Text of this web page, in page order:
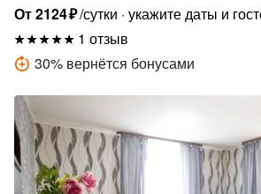
От2124₽/сутки укажите даты и
1 отзыв
30% вернётся бонусами